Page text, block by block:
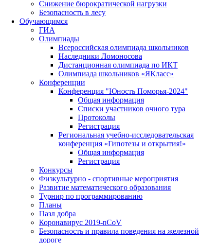
Снижение бюрократической нагрузки
Безопасность в лесу
Обучающимся
ГИА
Олимпиады
Всероссийская олимпиада школьников
Наследники Ломоносова
Дистанционная олимпиада по ИКТ
Олимпиада школьников «ЯКласс»
Конференции
Конференция "Юность Поморья-2024"
Общая информация
Списки участников очного тура
Протоколы
Регистрация
Региональная учебно-исследовательская
конференция «Гипотезы и открытия!»
Общая информация
Регистрация
Конкурсы
Физкультурно - спортивные мероприятия
Развитие математического образования
Турнир по программированию
Планы
Пазл добра
Коронавирус 2019-nCoV
Безопасность и правила поведения на железной
дороге